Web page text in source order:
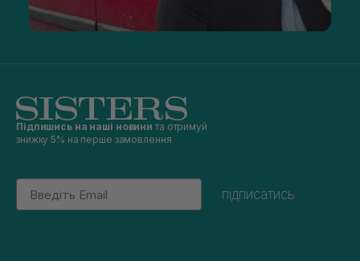
Підпишись на наші новини та отримуй
знижку 5% на перше замовлення
Email
підписатись